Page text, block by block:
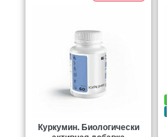
Куркумин. Биологически